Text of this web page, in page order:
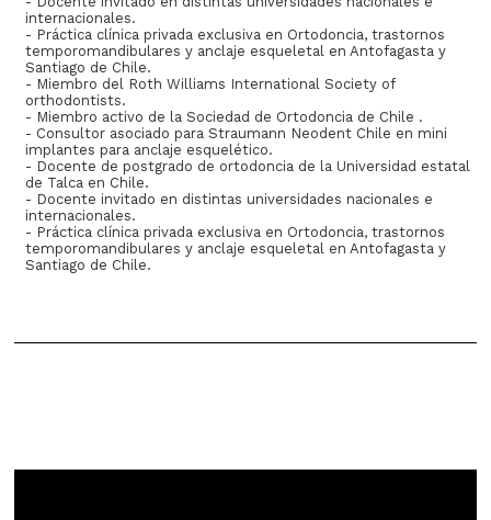
internacionales.
- Práctica clínica privada exclusiva en Ortodoncia, trastornos
temporomandibulares y anclaje esqueletal en Antofagasta y
Santiago de Chile.
- Miembro del Roth Williams International Society of
orthodontists.
- Miembro activo de la Sociedad de Ortodoncia de Chile .
- Consultor asociado para Straumann Neodent Chile en mini
implantes para anclaje esquelético.
- Docente de postgrado de ortodoncia de la Universidad estatal
de Talca en Chile.
- Docente invitado en distintas universidades nacionales e
internacionales.
- Práctica clínica privada exclusiva en Ortodoncia, trastornos
temporomandibulares y anclaje esqueletal en Antofagasta y
Santiago de Chile.